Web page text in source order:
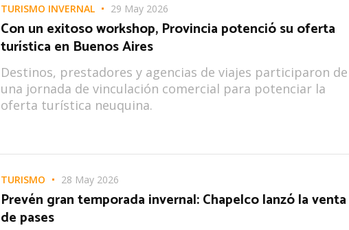
TURISMO INVERNAL 29 May 2026
Con un exitoso workshop, Provincia potenció su oferta
turística en Buenos Aires
Destinos, prestadores y agencias de viajes participaron de
una jornada de vinculación comercial para potenciar la
oferta turística neuquina.
TURISMO 28 May 2026
Prevén gran temporada invernal: Chapelco lanzó la venta
de pases